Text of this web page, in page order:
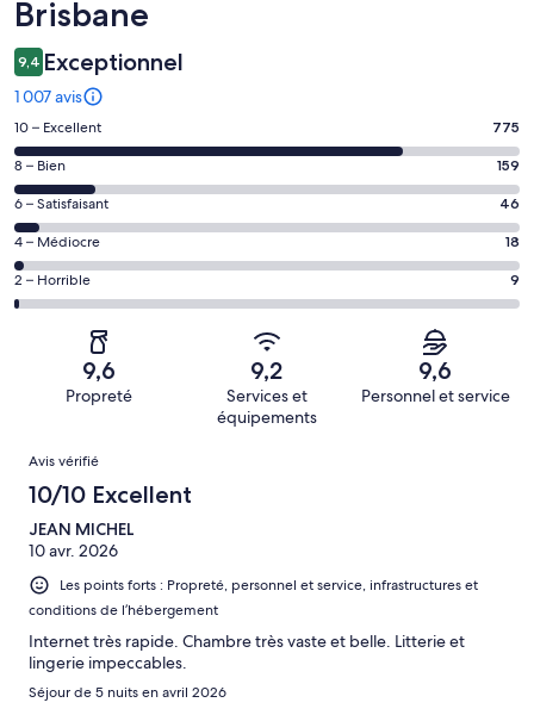
Brisbane
9,4 Exceptionnel
1 007 avis
Note
des
voyageurs
de 10
(Excellent),
d’après 775 avis
sur 1007.
10 – Excellent 775
Note
des
voyageurs
de 8
(Bien),
d’après 159 avis
8 – Bien 159
Note
des
voyageurs
de 6
(Satisfaisant),
d’après 46 avis
6 – Satisfaisant 46
Note
des
voyageurs
(Médiocre),
d’après 18 avis
sur 1007.
4 – Médiocre 18
Note
des
voyageurs
(Horrible),
d’après 9 avis
2 – Horrible 9
9,6
Propreté
9,2
Services et
équipements
9,6
Personnel et service
Avis
Avis vérifié
10/10 Excellent
JEAN MICHEL
10 avr. 2026
Les points forts : Propreté, personnel et service, infrastructures et
conditions de l’hébergement
Internet très rapide. Chambre très vaste et belle. Litterie et
lingerie impeccables.
Séjour de 5 nuits en avril 2026